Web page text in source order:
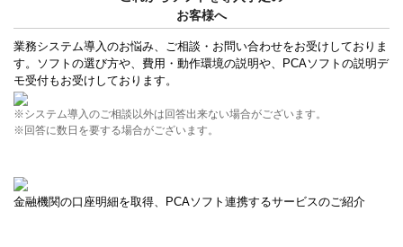
お客様へ
業務システム導入のお悩み、ご相談・お問い合わせをお受けしておりま
す。ソフトの選び方や、費用・動作環境の説明や、PCAソフトの説明デ
モ受付もお受けしております。
※システム導入のご相談以外は回答出来ない場合がございます。
※回答に数日を要する場合がございます。
金融機関の口座明細を取得、PCAソフト連携するサービスのご紹介